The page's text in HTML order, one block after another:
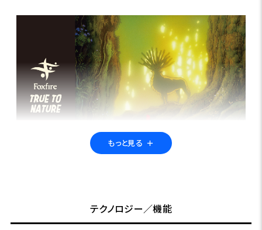
レクションの第三弾として、『もののけ姫』とのコラボレーションが実
もっと見る ＋
テクノロジー／機能